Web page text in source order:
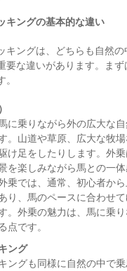
キングの基本的な違い
キングは、どちらも自然
要な違いがあります。ま
に乗りながら外の広大な
。山道や草原、広大な牧
け足をしたりします。外
を楽しみながら馬との一
乗では、通常、初心者か
り、馬のペースに合わせ
。外乗の魅力は、馬に乗
点です。
ング
ングも同様に自然の中で